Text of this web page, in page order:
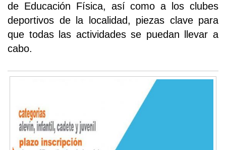
de Educación Física, así como a los clubes
deportivos de la localidad, piezas clave para
que todas las actividades se puedan llevar a
cabo.